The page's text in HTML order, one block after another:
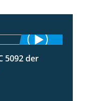
1:18
5092 der